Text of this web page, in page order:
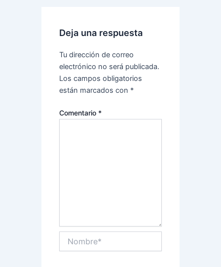
Deja una respuesta
Tu dirección de correo
electrónico no será publicada.
Los campos obligatorios
están marcados con *
Comentario *